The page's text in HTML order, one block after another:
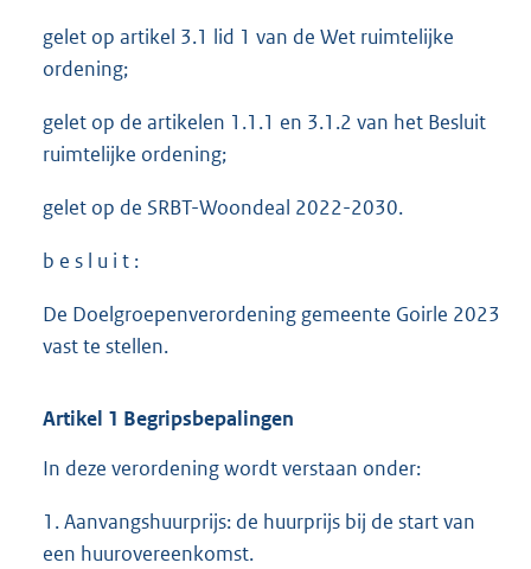
gelet op artikel 3.1 lid 1 van de Wet ruimtelijke
ordening;
gelet op de artikelen 1.1.1 en 3.1.2 van het Besluit
ruimtelijke ordening;
gelet op de SRBT-Woondeal 2022-2030.
b e s l u i t :
De Doelgroepenverordening gemeente Goirle 2023
vast te stellen.
Artikel 1 Begripsbepalingen
In deze verordening wordt verstaan onder:
1. Aanvangshuurprijs: de huurprijs bij de start van
een huurovereenkomst.